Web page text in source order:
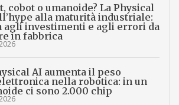
cobot o umanoide? La Physical
alla maturità industriale:
agli investimenti e agli errori da
in fabbrica
AI aumenta il peso
nella robotica: in un
ci sono 2.000 chip